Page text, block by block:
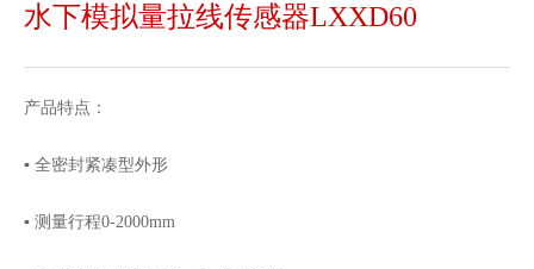
水下模拟量拉线传感器LXXD60
产品特点：
▪ 全密封紧凑型外形
▪ 测量行程0-2000mm